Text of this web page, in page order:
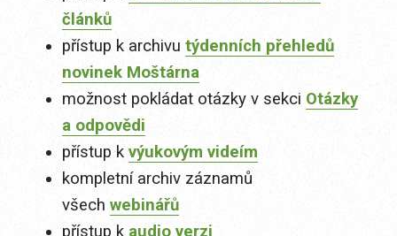
článků
přístup k archivu týdenních přehledů
novinek Moštárna
možnost pokládat otázky v sekci Otázky
a odpovědi
přístup k výukovým videím
kompletní archiv záznamů
všech webinářů
přístup k audio verzi